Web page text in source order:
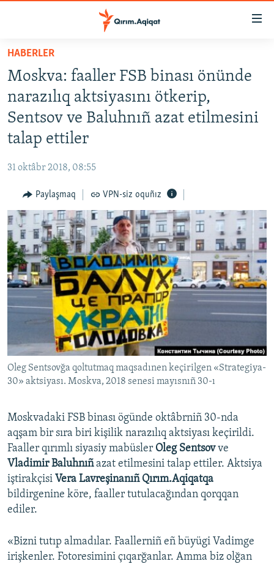
Esas
qaytmaq
Baş
navigatsiyağa
qaytmaq
Qıdıruvğa
HABERLER
İQTİSADİYAT
CEMİYET
İNSAN AQLARI
VİDEO
SÜRET
BLOGLAR
FİKİR
Русский
Українською
QOŞULIÑIZ!
HABERLER
Moskva: faaller FSB binası önünde
narazılıq aktsiyasını ötkerip,
Sentsov ve Baluhnıñ azat etilmesini
talap ettiler
31 oktâbr 2018, 08:55
Paylaşmaq VPN-siz oquñız
Oleg Sentsovğa qoltutmaq maqsadınen keçirilgen «Strategiya-
30» aktsiyası. Moskva, 2018 senesi mayısnıñ 30-ı
Moskvadaki FSB binası ögünde oktâbrniñ 30-nda
aqşam bir sıra biri kişilik narazılıq aktsiyası keçirildi.
Faaller qırımlı siyasiy mabüsler Oleg Sentsovve
Vladimir Baluhnıñazat etilmesini talap ettiler. Aktsiya
iştirakçisi Vera Lavreşinanıñ Qırım.Aqiqatqa
bildirgenine köre, faaller tutulacağından qorqqan
ediler.
«Bizni tutıp almadılar. Faallerniñ eñ büyügi Vadimge
irişkenler. Fotoresimini çıqarğanlar. Amma biz olğan